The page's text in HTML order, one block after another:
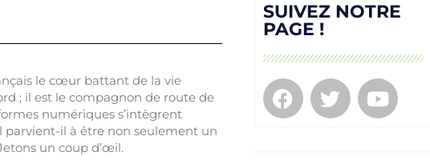
le cœur battant de la vie
; il est le compagnon de route de
numériques s’intègrent
il à être non seulement un
un coup d’œil.
SUIVEZ NOTRE
PAGE !